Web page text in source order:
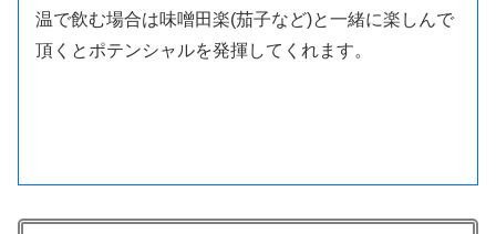
温で飲む場合は味噌田楽(茄子など)と一緒に楽しんで
頂くとポテンシャルを発揮してくれます。